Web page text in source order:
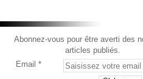
Abonnez-vous pour être averti des
articles publiés.
Email